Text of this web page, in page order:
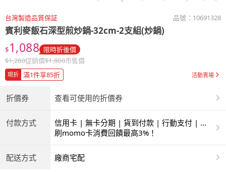
台灣製造品質保証 品號： 10691328
賓利麥飯石深型煎炒鍋-32cm-2支組(炒鍋)
$1,088 限時折後價
$1,280促銷價$1,800市售價
現折 滿1件享85折 活動賣場
折價券 查看可使用的折價券
付款方式
信用卡 | 無卡分期 | 貨到付款 | 行動支付 | 超
商付款 | ATM | 銀聯卡
刷momo卡消費回饋最高3%！
配送方式 廠商宅配